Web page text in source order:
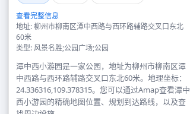
查看完整信息
地址: 柳州市柳南区潭中西路与西环路辅路交叉口东北
60米
类型: 风景名胜;公园广场;公园
潭中西小游园是一家公园，地址为柳州市柳南区潭
中西路与西环路辅路交叉口东北60米。地理坐标：
24.336316,109.378315。您可以通过Amap查看潭中
西小游园的精确地图位置、规划到达路线，以及查